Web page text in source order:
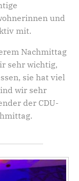
und
mit.
Nachmittag
sehr wichtig,
sie hat viel
wir sehr
der CDU-